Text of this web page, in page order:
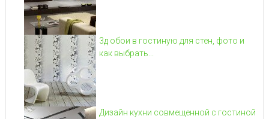
3д обои в гостиную для стен, фото и
как выбрать...
Дизайн кухни совмещенной с гостиной